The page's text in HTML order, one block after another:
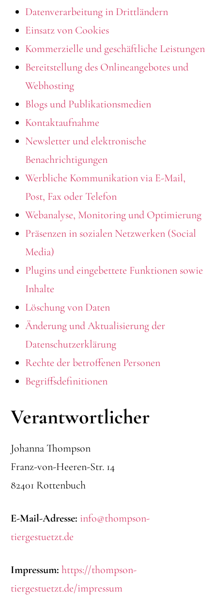
Datenverarbeitung in Drittländern
Einsatz von Cookies
Kommerzielle und geschäftliche Leistungen
Bereitstellung des Onlineangebotes und
Webhosting
Blogs und Publikationsmedien
Kontaktaufnahme
Newsletter und elektronische
Benachrichtigungen
Werbliche Kommunikation via E-Mail,
Post, Fax oder Telefon
Webanalyse, Monitoring und Optimierung
Präsenzen in sozialen Netzwerken (Social
Media)
Plugins und eingebettete Funktionen sowie
Inhalte
Löschung von Daten
Änderung und Aktualisierung der
Datenschutzerklärung
Rechte der betroffenen Personen
Begriffsdefinitionen
Verantwortlicher
Johanna Thompson
Franz-von-Heeren-Str. 14
82401 Rottenbuch
E-Mail-Adresse: info@thompson-
tiergestuetzt.de
Impressum: https://thompson-
tiergestuetzt.de/impressum